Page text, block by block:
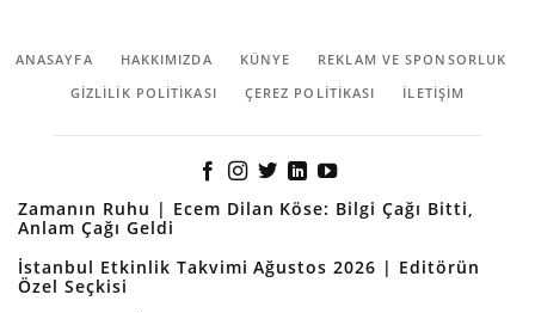
ANASAYFA HAKKIMIZDA KÜNYE
REKLAM VE SPONSORLUK
GIZLILIK POLITIKASI
ÇEREZ POLITIKASI İLETİŞİM
Zamanın Ruhu | Ecem Dilan Köse: Bilgi Çağı Bitti,
Anlam Çağı Geldi
İstanbul Etkinlik Takvimi Ağustos 2026 | Editörün
Özel Seçkisi